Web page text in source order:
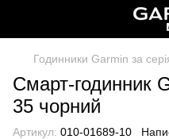
Годинники Garmin за
Смарт-годинник
35 чорний
Артикул: 010-01689-10